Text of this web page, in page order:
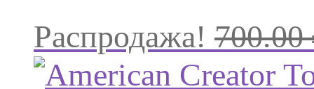
Распродажа! 700.00